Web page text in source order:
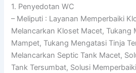
1. Penyedotan WC
– Meliputi : Layanan Memperbaiki
Melancarkan Kloset Macet, Tukang
Mampet, Tukang Mengatasi Tinja
Melancarkan Septic Tank Macet,
Tank Tersumbat, Solusi